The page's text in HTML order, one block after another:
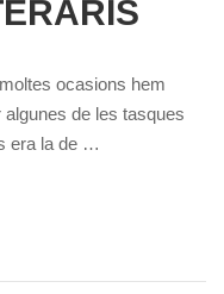
ocasions hem
de les tasques
era la de …